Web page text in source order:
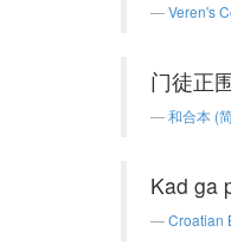
Veren's
门徒正
和合本 (
Kad ga
Croatian